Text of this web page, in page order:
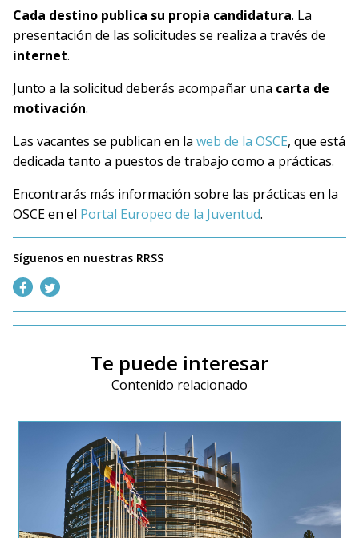
Cada destino publica su propia candidatura. La
presentación de las solicitudes se realiza a través de
internet.
Junto a la solicitud deberás acompañar una carta de
motivación.
Las vacantes se publican en la web de la OSCE, que está
dedicada tanto a puestos de trabajo como a prácticas.
Encontrarás más información sobre las prácticas en la
OSCE en el Portal Europeo de la Juventud.
Síguenos en nuestras RRSS
Te puede interesar
Contenido relacionado